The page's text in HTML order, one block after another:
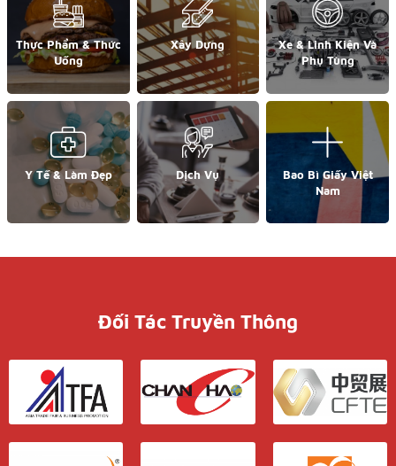
Thực Phẩm & Thức
Uống
Xây Dựng
Xe & Linh Kiện Và
Phụ Tùng
Y Tế & Làm Đẹp Dịch Vụ
Bao Bì Giấy Việt
Nam
Đối Tác Truyền Thông